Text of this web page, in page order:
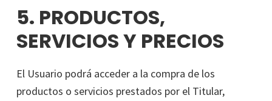
5. PRODUCTOS,
SERVICIOS Y PRECIOS
El Usuario podrá acceder a la compra de los
productos o servicios prestados por el Titular,